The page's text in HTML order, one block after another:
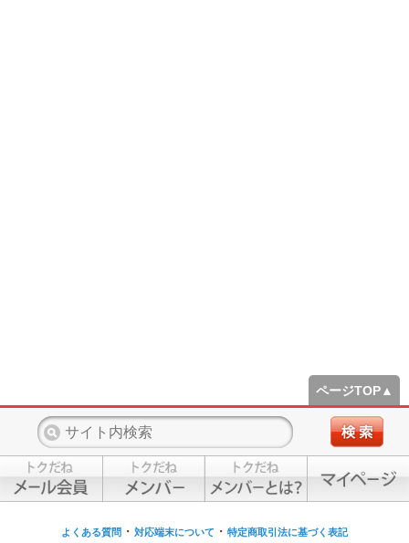
ページTOP▲
よくある質問 ・ 対応端末について ・ 特定商取引法に基づく表記